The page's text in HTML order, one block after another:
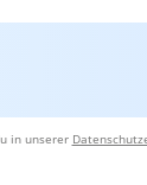
in unserer